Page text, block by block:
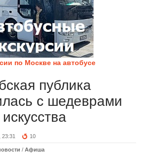
по Москве на автобусе
публика
с шедеврами
23:31 10
/ Афиша